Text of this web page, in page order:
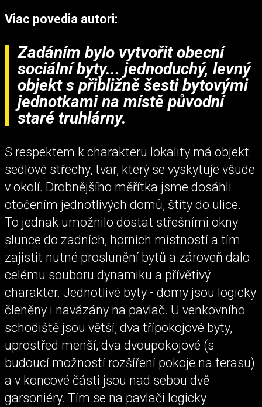
Viac povedia autori:
Zadáním bylo vytvořit obecní
sociální byty... jednoduchý, levný
objekt s přibližně šesti bytovými
jednotkami na místě původní
staré truhlárny.
S respektem k charakteru lokality má objekt
sedlové střechy, tvar, který se vyskytuje všude
v okolí. Drobnějšího měřítka jsme dosáhli
otočením jednotlivých domů, štíty do ulice.
To jednak umožnilo dostat střešními okny
slunce do zadních, horních místností a tím
zajistit nutné proslunění bytů a zároveň dalo
celému souboru dynamiku a přívětivý
charakter. Jednotlivé byty - domy jsou logicky
členěny i navázány na pavlač. U venkovního
schodiště jsou větší, dva třípokojové byty,
uprostřed menší, dva dvoupokojové (s
budoucí možností rozšíření pokoje na terasu)
a v koncové části jsou nad sebou dvě
garsoniéry. Tím se na pavlači logicky